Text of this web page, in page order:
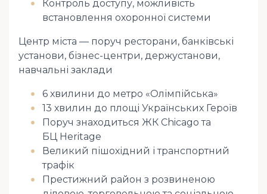
Контроль доступу, можливість
встановлення охоронної системи
Центр міста — поруч ресторани, банківські
установи, бізнес-центри, держустанови,
навчальні заклади
6 хвилини до метро «Олімпійська»
13 хвилин до площі Українських Героїв
Поруч знаходиться ЖК Chicago та
БЦ Heritage
Великий пішохідний і транспортний
трафік
Престижний район з розвиненою